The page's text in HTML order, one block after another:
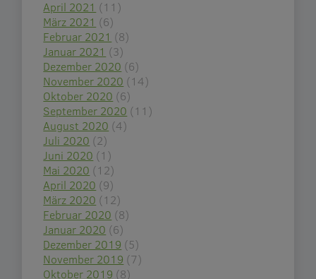
April 2021 (11)
März 2021 (6)
Februar 2021 (8)
Januar 2021 (3)
Dezember 2020 (6)
November 2020 (14)
Oktober 2020 (6)
September 2020 (11)
August 2020 (4)
Juli 2020 (2)
Juni 2020 (1)
Mai 2020 (12)
April 2020 (9)
März 2020 (12)
Februar 2020 (8)
Januar 2020 (6)
Dezember 2019 (5)
November 2019 (7)
Oktober 2019 (8)